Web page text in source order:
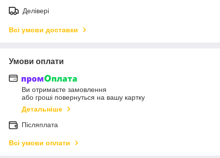
Делівері
Всі умови доставки
Умови оплати
Ви отримаєте замовлення
або гроші повернуться на вашу картку
Детальніше
Післяплата
Всі умови оплати